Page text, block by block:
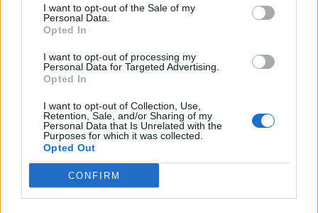
I want to opt-out of the Sale of my
Personal Data.
Opted In
I want to opt-out of processing my
Personal Data for Targeted Advertising.
Opted In
I want to opt-out of Collection, Use,
Retention, Sale, and/or Sharing of my
Personal Data that Is Unrelated with the
Purposes for which it was collected.
Opted Out
CONFIRM
S
Ela canta Chandelier:
I
A
Local de tratamentos estéticos e relaxamento
P
A
Iniciais do astro de Space Jam
M
J